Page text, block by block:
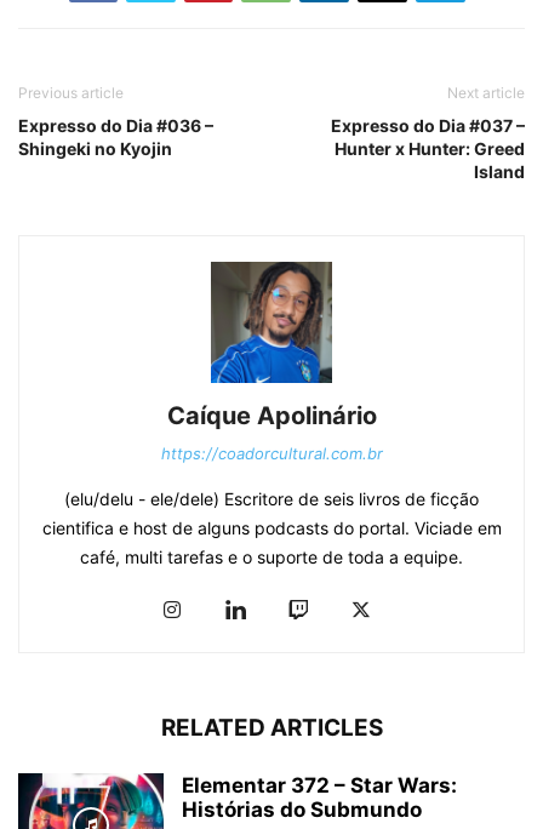
Previous article
Expresso do Dia #036 –
Shingeki no Kyojin
Next article
Expresso do Dia #037 –
Hunter x Hunter: Greed
Island
Caíque Apolinário
https://coadorcultural.com.br
(elu/delu - ele/dele) Escritore de seis livros de ficção
cientifica e host de alguns podcasts do portal. Viciade em
café, multi tarefas e o suporte de toda a equipe.
RELATED ARTICLES
Elementar 372 – Star Wars:
Histórias do Submundo